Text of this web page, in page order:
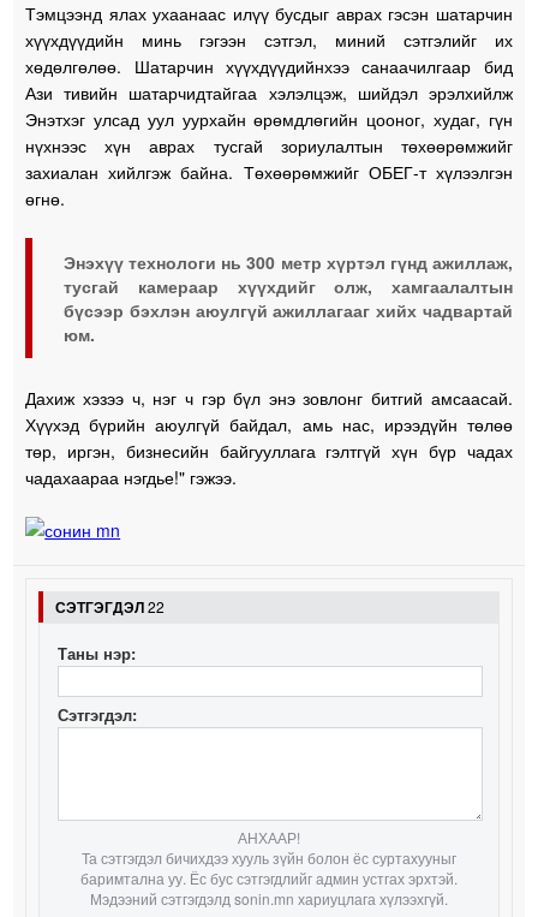
Тэмцээнд ялах ухаанаас илүү бусдыг аврах гэсэн шатарчин
хүүхдүүдийн минь гэгээн сэтгэл, миний сэтгэлийг их
хөдөлгөлөө. Шатарчин хүүхдүүдийнхээ санаачилгаар бид
Ази тивийн шатарчидтайгаа хэлэлцэж, шийдэл эрэлхийлж
Энэтхэг улсад уул уурхайн өрөмдлөгийн цооног, худаг, гүн
нүхнээс хүн аврах тусгай зориулалтын төхөөрөмжийг
захиалан хийлгэж байна. Төхөөрөмжийг ОБЕГ-т хүлээлгэн
өгнө.
Энэхүү технологи нь 300 метр хүртэл гүнд ажиллаж,
тусгай камераар хүүхдийг олж, хамгаалалтын
бүсээр бэхлэн аюулгүй ажиллагааг хийх чадвартай
юм.
Дахиж хэзээ ч, нэг ч гэр бүл энэ зовлонг битгий амсаасай.
Хүүхэд бүрийн аюулгүй байдал, амь нас, ирээдүйн төлөө
төр, иргэн, бизнесийн байгууллага гэлтгүй хүн бүр чадах
чадахаараа нэгдье!" гэжээ.
СЭТГЭГДЭЛ22
Таны нэр:
Сэтгэгдэл:
АНХААР!
Та сэтгэгдэл бичихдээ хууль зүйн болон ёс суртахууныг
баримтална уу. Ёс бус сэтгэгдлийг админ устгах эрхтэй.
Мэдээний сэтгэгдэлд sonin.mn хариуцлага хүлээхгүй.